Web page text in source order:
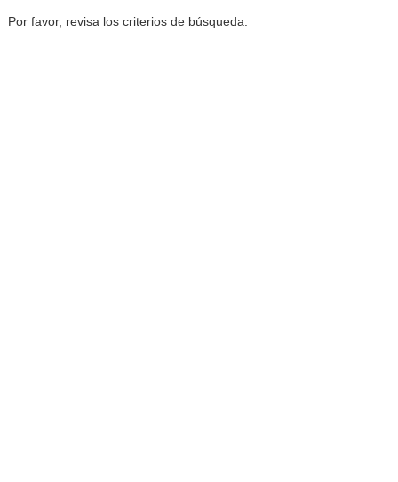
Por favor, revisa los criterios de búsqueda.